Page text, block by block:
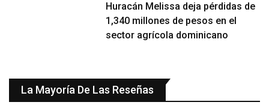
Huracán Melissa deja pérdidas de
1,340 millones de pesos en el
sector agrícola dominicano
La Mayoría De Las Reseñas